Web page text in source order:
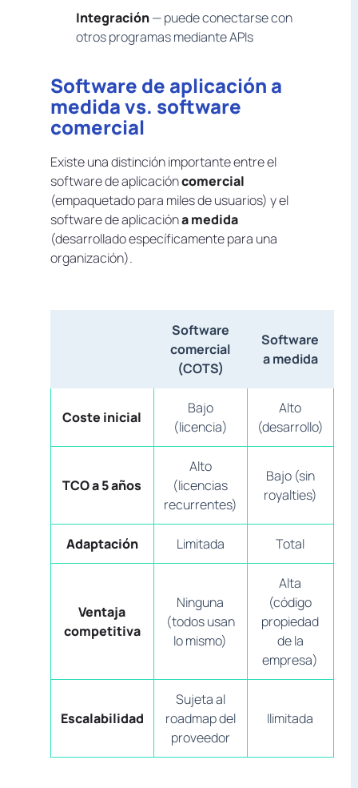
Integración— puede conectarse con
otros programas mediante APIs
Software de aplicación a
medida vs. software
comercial
Existe una distinción importante entre el
software de aplicacióncomercial
(empaquetado para miles de usuarios) y el
software de aplicacióna medida
(desarrollado específicamente para una
organización).
Software
comercial
(COTS)
Software
a medida
Coste inicial
Bajo
(licencia)
Alto
(desarrollo)
TCO a 5 años
Alto
(licencias
recurrentes)
Bajo (sin
royalties)
Adaptación Limitada Total
Ventaja
competitiva
Ninguna
(todos usan
lo mismo)
Alta
(código
propiedad
de la
empresa)
Escalabilidad
Sujeta al
roadmap del
proveedor
Ilimitada